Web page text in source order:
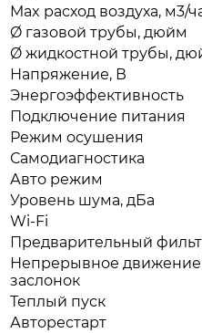
Max расход воздуха, м3/
Ø газовой трубы, дюйм
Ø жидкостной трубы,
Напряжение, В
Энергоэффективность
Подключение питания
Режим осушения
Самодиагностика
Авто режим
Уровень шума, дБа
Wi-Fi
Предварительный
Непрерывное движение
заслонок
Теплый пуск
Авторестарт